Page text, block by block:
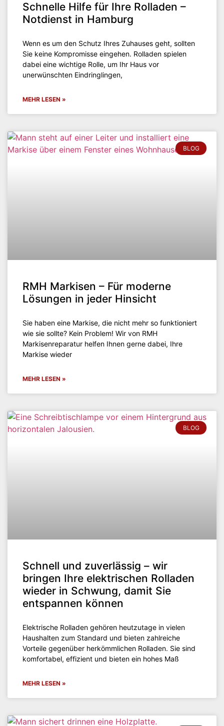
Schnelle Hilfe für Ihre Rolladen –
Notdienst in Hamburg
Wenn es um den Schutz Ihres Zuhauses geht, sollten
Sie keine Kompromisse eingehen. Rolladen spielen
dabei eine wichtige Rolle, um Ihr Haus vor
unerwünschten Eindringlingen,
MEHR LESEN »
BLOG
RMH Markisen – Für moderne
Lösungen in jeder Hinsicht
Sie haben eine Markise, die nicht mehr so funktioniert
wie sie sollte? Kein Problem! Wir von RMH
Markisenreparatur helfen Ihnen gerne dabei, Ihre
Markise wieder
MEHR LESEN »
BLOG
Schnell und zuverlässig – wir
bringen Ihre elektrischen Rolladen
wieder in Schwung, damit Sie
entspannen können
Elektrische Rolladen gehören heutzutage in vielen
Haushalten zum Standard und bieten zahlreiche
Vorteile gegenüber herkömmlichen Rolladen. Sie sind
komfortabel, effizient und bieten ein hohes Maß
MEHR LESEN »